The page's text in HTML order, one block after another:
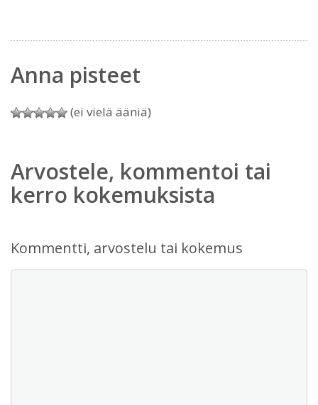
Anna pisteet
(ei vielä ääniä)
Arvostele, kommentoi tai
kerro kokemuksista
Kommentti, arvostelu tai kokemus